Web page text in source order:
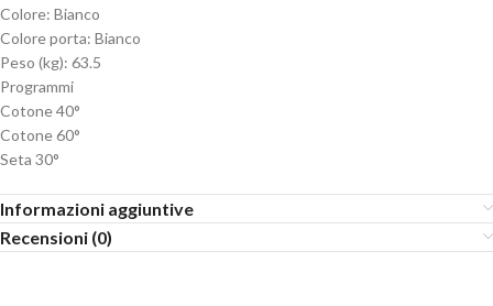
Colore: Bianco
Colore porta: Bianco
Peso (kg): 63.5
Programmi
Cotone 40°
Cotone 60°
Seta 30°
Informazioni aggiuntive
Recensioni (0)